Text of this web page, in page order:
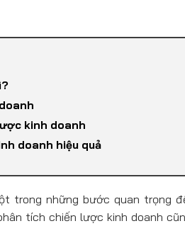
kinh doanh
doanh hiệu quả
trong những bước quan trọng
tích chiến lược kinh doanh